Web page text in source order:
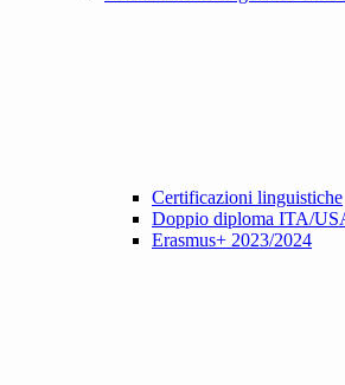
Certificazioni linguistiche
Doppio diploma ITA/
Erasmus+ 2023/2024